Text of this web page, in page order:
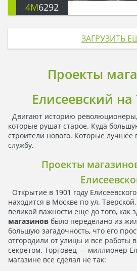
4M6292
ЗАГРУЗИТЬ
Проекты
Елисеевский на
Двигают историю
которые рушат старое. Куда
строители нового. Которые лучшее
службу.
Проекты
Открытие в 1901 году
находится в Москве по ул.
великой важности еще до того, как
магазинов было переделано из
большую загадочность, что его
отгородили от улицы и все работы
секретом. Торговец — миллионер
магазине все сделал не так: